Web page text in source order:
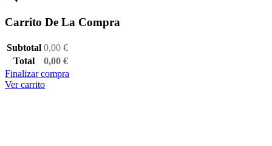
Carrito De La Compra
Subtotal 0,00 €
Total
0,00 €
Finalizar compra
Ver carrito